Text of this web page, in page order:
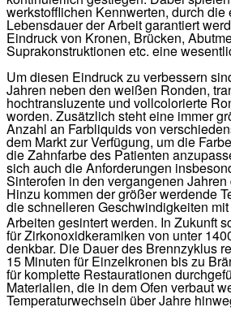
werkstofflichen Kennwerten, durch
Lebensdauer der Arbeit garantiert
Eindruck von Kronen, Brücken,
Suprakonstruktionen etc. eine
Um diesen Eindruck zu verbessern
Jahren neben den weißen Ronden,
hochtransluzente und vollcolorierte
worden. Zusätzlich steht eine immer
Anzahl an Farbliquids von
dem Markt zur Verfügung, um die
die Zahnfarbe des Patienten
sich auch die Anforderungen
Sinterofen in den vergangenen
Hinzu kommen der größer werdende
die schnelleren Geschwindigkeiten
Arbeiten gesintert werden. In Zukunft
für Zirkonoxidkeramiken von unter
denkbar. Die Dauer des Brennzyklus
15 Minuten für Einzelkronen bis zu
für komplette Restaurationen
Materialien, die in dem Ofen verbaut
Temperaturwechseln über Jahre